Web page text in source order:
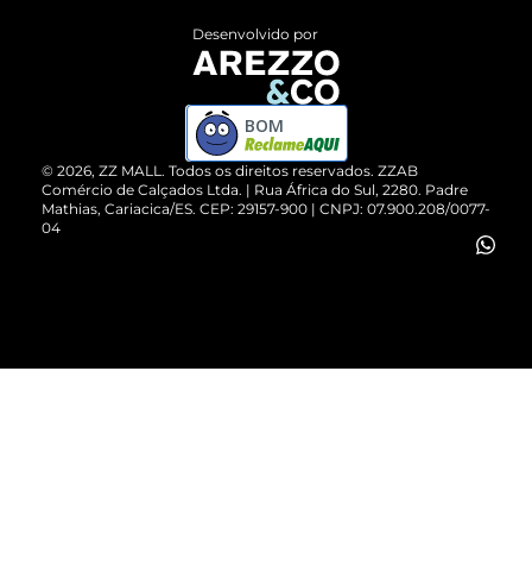
ZZ MALL é confiável
Cartão Presente
Vendas Corporativas
Devolução do Produto
Compre pelo WhatsApp
© 2026, ZZ MALL. Todos os direitos reservados. ZZAB
Comércio de Calçados Ltda. | Rua África do Sul, 2280. Padre
Mathias, Cariacica/ES. CEP: 29157-900 | CNPJ: 07.900.208/0077-
04
Desenvolvido por
BOM